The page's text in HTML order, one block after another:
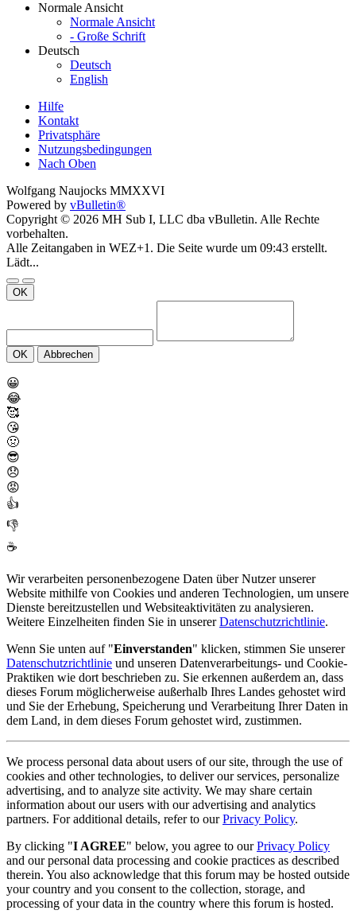
Normale Ansicht
Normale Ansicht
- Große Schrift
Deutsch
Deutsch
English
Hilfe
Kontakt
Privatsphäre
Nutzungsbedingungen
Nach Oben
Wolfgang Naujocks MMXXVI
Powered by vBulletin®
Copyright © 2026 MH Sub I, LLC dba vBulletin. Alle Rechte
vorbehalten.
Alle Zeitangaben in WEZ+1. Die Seite wurde um 09:43 erstellt.
Lädt...
OK
OK Abbrechen
😀
😂
🥰
😘
🤢
😎
😞
😡
👍
👎
☕
Wir verarbeiten personenbezogene Daten über Nutzer unserer
Website mithilfe von Cookies und anderen Technologien, um unsere
Dienste bereitzustellen und Websiteaktivitäten zu analysieren.
Weitere Einzelheiten finden Sie in unsererDatenschutzrichtlinie.
Wenn Sie unten auf "Einverstanden" klicken, stimmen Sie unserer
Datenschutzrichtlinie und unseren Datenverarbeitungs- und Cookie-
Praktiken wie dort beschrieben zu. Sie erkennen außerdem an, dass
dieses Forum möglicherweise außerhalb Ihres Landes gehostet wird
und Sie der Erhebung, Speicherung und Verarbeitung Ihrer Daten in
dem Land, in dem dieses Forum gehostet wird, zustimmen.
We process personal data about users of our site, through the use of
cookies and other technologies, to deliver our services, personalize
advertising, and to analyze site activity. We may share certain
information about our users with our advertising and analytics
partners. For additional details, refer to ourPrivacy Policy.
By clicking "I AGREE" below, you agree to ourPrivacy Policy
and our personal data processing and cookie practices as described
therein. You also acknowledge that this forum may be hosted outside
your country and you consent to the collection, storage, and
processing of your data in the country where this forum is hosted.